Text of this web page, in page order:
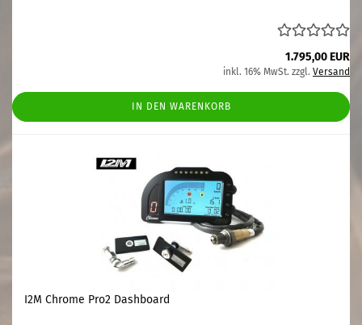
1.795,00 EUR
inkl. 16% MwSt. zzgl. Versand
IN DEN WARENKORB
I2M Chrome Pro2 Dashboard